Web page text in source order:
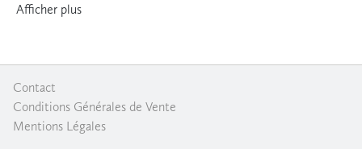
Afficher plus
Contact
Conditions Générales de Vente
Mentions Légales